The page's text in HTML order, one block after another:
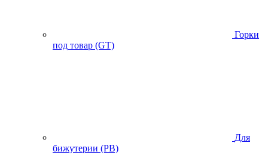
Горки
под товар (GT)
Для
бижутерии (PB)